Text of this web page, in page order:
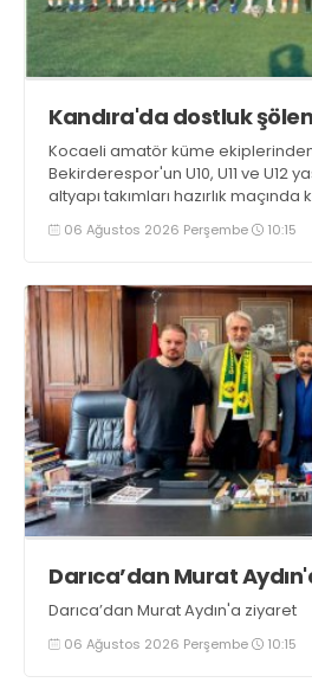
Kandıra'da dostluk
Kocaeli amatör küme
Bekirderespor'un U10, U11 ve U12
altyapı takımları hazırlık maçında
genç futbolcunun ter döktüğü
sporculara Kandıra'nın yöresel
06 Ağustos 2026 Perşembe 10:15
Darıca’dan Murat
Darıca’dan Murat Aydın'a ziyaret
06 Ağustos 2026 Perşembe 10:15